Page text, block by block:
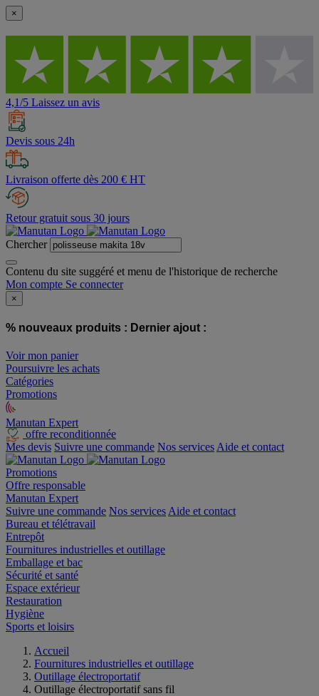
×
4,1/5 Laissez un avis
Devis sous 24h
Livraison offerte dès 200 € HT
Retour gratuit sous 30 jours
Chercher
Contenu du site suggéré et menu de l'historique de recherche
Mon compte Se connecter
×
% nouveaux produits : Dernier ajout :
Voir mon panier
Poursuivre les achats
Catégories
Promotions
Manutan Expert
offre reconditionnée
Mes devis Suivre une commande Nos services Aide et contact
Promotions
Offre responsable
Manutan Expert
Suivre une commande Nos services Aide et contact
Bureau et télétravail
Entrepôt
Fournitures industrielles et outillage
Emballage et bac
Sécurité et santé
Espace extérieur
Restauration
Hygiène
Sports et loisirs
Accueil
Fournitures industrielles et outillage
Outillage électroportatif
Outillage électroportatif sans fil